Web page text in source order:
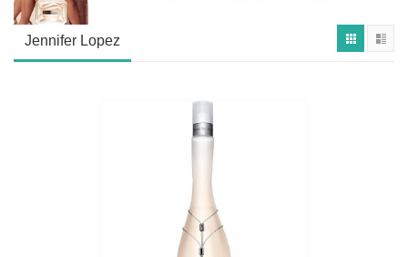
Jennifer Lopez